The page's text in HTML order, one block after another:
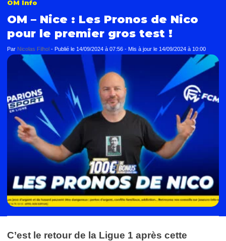
OM Info
OM – Nice : Les Pronos de Nico
pour le premier gros test !
Par Nicolas Filhol - Publié le 14/09/2024 à 07:56 - Mis à jour le 14/09/2024 à 10:00
C’est le retour de la Ligue 1 après cette